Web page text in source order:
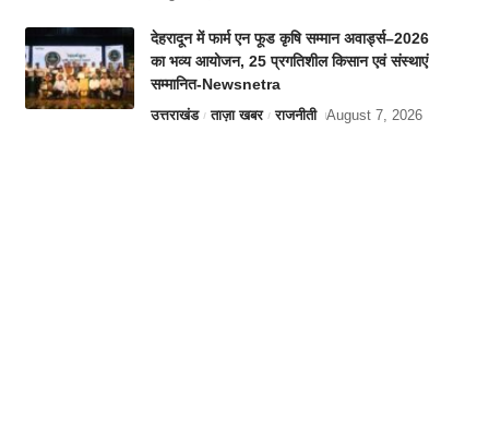
देहरादून में फार्म एन फूड कृषि सम्मान अवार्ड्स–2026
का भव्य आयोजन, 25 प्रगतिशील किसान एवं संस्थाएं
सम्मानित-Newsnetra
उत्तराखंड ताज़ा खबर राजनीती August 7, 2026